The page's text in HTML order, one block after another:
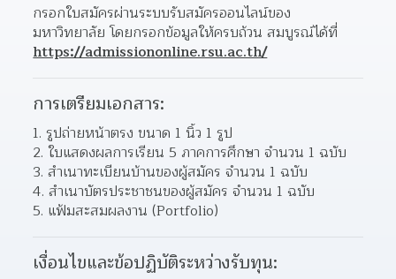
กรอกใบสมัครผ่านระบบรับสมัครออนไลน์ของ
https://admissiononline.rsu.ac.th/
การเตรียมเอกสาร:
1. รูปถ่ายหน้าตรง ขนาด 1 นิ้ว 1 รูป
2. ใบแสดงผลการเรียน 5 ภาคการศึกษา จำนวน 1 ฉบับ
3. สำเนาทะเบียนบ้านของผู้สมัคร จำนวน 1 ฉบับ
4. สำเนาบัตรประชาชนของผู้สมัคร จำนวน 1 ฉบับ
5. แฟ้มสะสมผลงาน (Portfolio)
เงื่อนไขและข้อปฏิบัติระหว่างรับทุน: